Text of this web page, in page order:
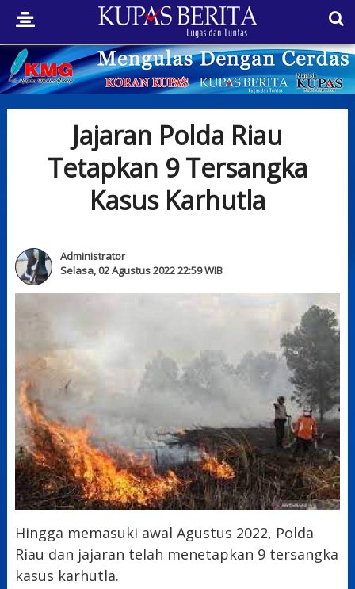
Jajaran Polda Riau
Tetapkan 9 Tersangka
Kasus Karhutla
Administrator
Selasa, 02 Agustus 2022 22:59 WIB
Hingga memasuki awal Agustus 2022, Polda
Riau dan jajaran telah menetapkan 9 tersangka
kasus karhutla.